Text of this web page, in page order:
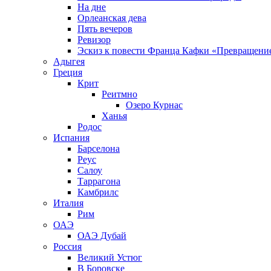
На дне
Орлеанская дева
Пять вечеров
Ревизор
Эскиз к повести Франца Кафки
Адыгея
Греция
Крит
Реитмно
Озеро Курнас
Ханья
Родос
Испания
Барселона
Реус
Салоу
Таррагона
Камбрилс
Италия
Рим
ОАЭ
ОАЭ Дубай
Россия
Великий Устюг
В Боровске